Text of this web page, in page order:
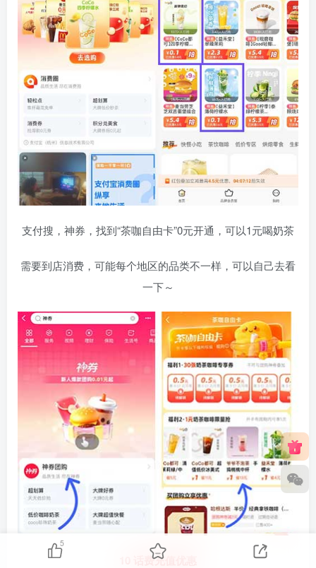
支付搜，神券，找到“茶咖自由卡”0元开通，可以1元喝奶茶
需要到店消费，可能每个地区的品类不一样，可以自己去看
一下～
10 话费充值优惠
5